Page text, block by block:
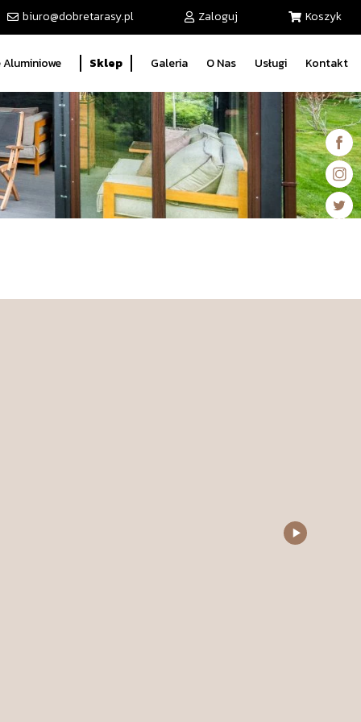
biuro@dobretarasy.pl Zaloguj Koszyk
Sklep Galeria O Nas Usługi Kontakt